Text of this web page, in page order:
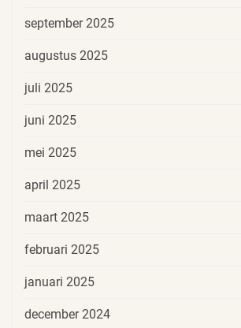
september 2025
augustus 2025
juli 2025
juni 2025
mei 2025
april 2025
maart 2025
februari 2025
januari 2025
december 2024